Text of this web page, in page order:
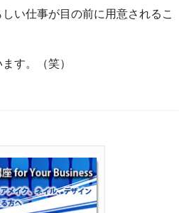
い仕事が目の前に用意されるこ
す。（笑）